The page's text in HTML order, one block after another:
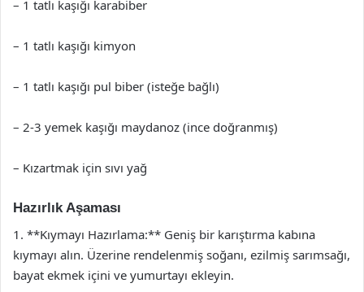
– 1 tatlı kaşığı karabiber
– 1 tatlı kaşığı kimyon
– 1 tatlı kaşığı pul biber (isteğe bağlı)
– 2-3 yemek kaşığı maydanoz (ince doğranmış)
– Kızartmak için sıvı yağ
Hazırlık Aşaması
1. **Kıymayı Hazırlama:** Geniş bir karıştırma kabına
kıymayı alın. Üzerine rendelenmiş soğanı, ezilmiş sarımsağı,
bayat ekmek içini ve yumurtayı ekleyin.